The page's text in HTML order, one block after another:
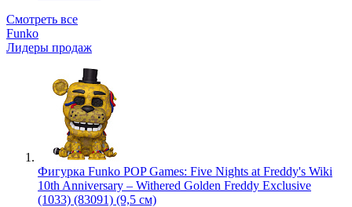
Смотреть все
Funko
Лидеры продаж
Фигурка Funko POP Games: Five Nights at Freddy's Wiki
10th Anniversary – Withered Golden Freddy Exclusive
(1033) (83091) (9,5 см)